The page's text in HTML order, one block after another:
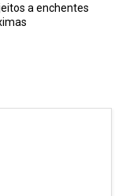
a enchentes